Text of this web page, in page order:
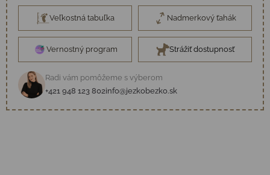
Veľkostná tabuľka Nadmerkový ťahák
Vernostný program Strážiť dostupnosť
Radi vám pomôžeme s výberom
+421 948 123 802info@jezkobezko.sk